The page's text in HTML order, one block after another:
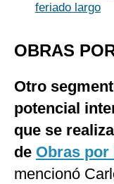
feriado largo
OBRAS
Otro
potencial
que se
de Obras por
mencionó